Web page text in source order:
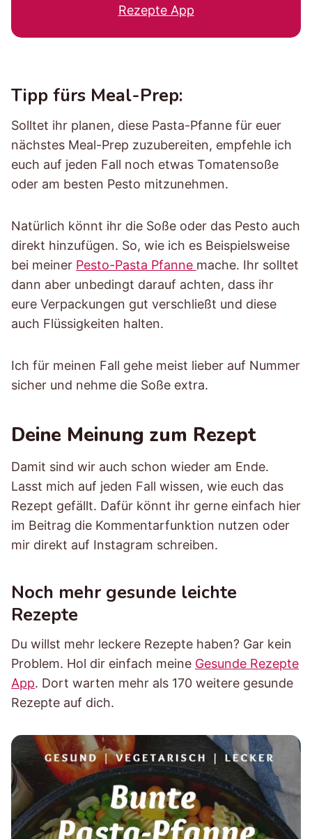
Rezepte App
Tipp fürs Meal-Prep:
Solltet ihr planen, diese Pasta-Pfanne für euer
nächstes Meal-Prep zuzubereiten, empfehle ich
euch auf jeden Fall noch etwas Tomatensoße
oder am besten Pesto mitzunehmen.
Natürlich könnt ihr die Soße oder das Pesto auch
direkt hinzufügen. So, wie ich es Beispielsweise
bei meiner Pesto-Pasta Pfanne mache. Ihr solltet
dann aber unbedingt darauf achten, dass ihr
eure Verpackungen gut verschließt und diese
auch Flüssigkeiten halten.
Ich für meinen Fall gehe meist lieber auf Nummer
sicher und nehme die Soße extra.
Deine Meinung zum Rezept
Damit sind wir auch schon wieder am Ende.
Lasst mich auf jeden Fall wissen, wie euch das
Rezept gefällt. Dafür könnt ihr gerne einfach hier
im Beitrag die Kommentarfunktion nutzen oder
mir direkt auf Instagram schreiben.
Noch mehr gesunde leichte
Rezepte
Du willst mehr leckere Rezepte haben? Gar kein
Problem. Hol dir einfach meine Gesunde Rezepte
App. Dort warten mehr als 170 weitere gesunde
Rezepte auf dich.